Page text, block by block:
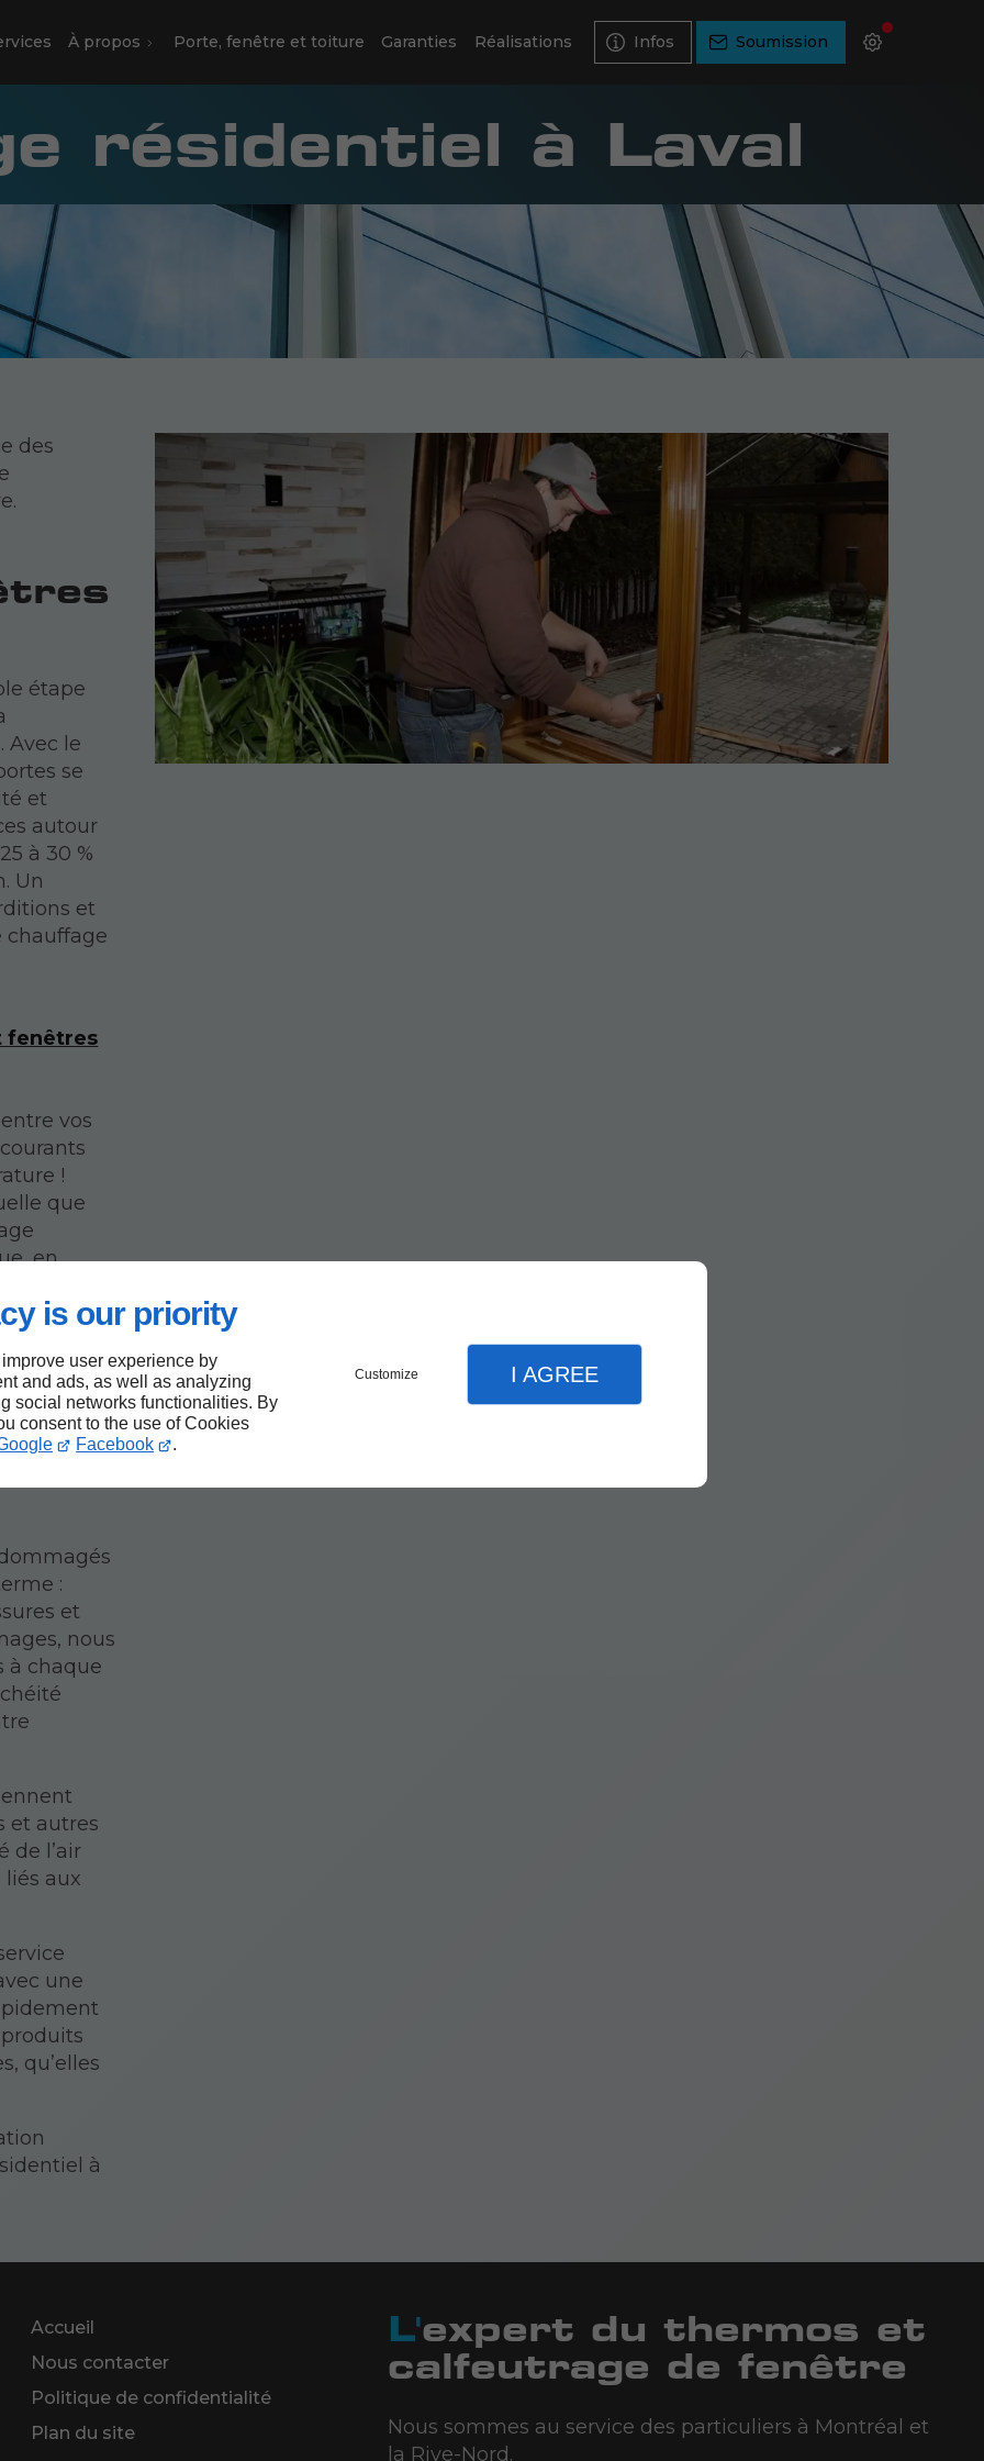
is our priority
user experience by
and ads, as well as analyzing
social networks functionalities. By
consent to the use of Cookies
Facebook .
Customize I AGREE
À propos Porte, fenêtre et toiture Garanties Réalisations Infos Soumission
résidentiel à Laval
des
étape
Avec le
se
et
autour
à 30 %
Un
et
chauffage
fenêtres
vos
!
que
en
de
à
:
et
nous
à chaque
et autres
de l’air
aux
une
qu’elles
à
Accueil
Nous contacter
Politique de confidentialité
Plan du site
L'expert du thermos et
calfeutrage de fenêtre
Nous sommes au service des particuliers à Montréal et
la Rive-Nord.